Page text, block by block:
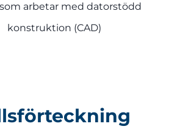
arbetar med datorstödd
konstruktion (CAD)